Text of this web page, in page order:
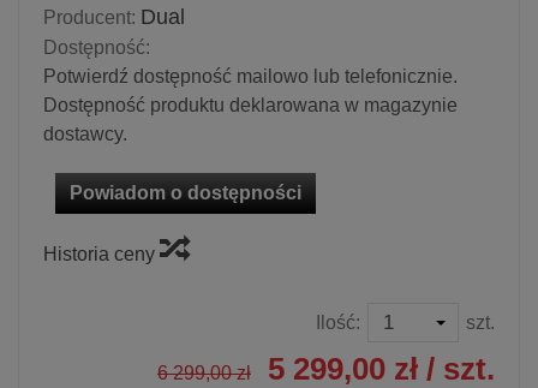
Producent: Dual
Dostępność:
Potwierdź dostępność mailowo lub telefonicznie.
Dostępność produktu deklarowana w magazynie
dostawcy.
Powiadom o dostępności
Historia ceny
Ilość: szt.
6 299,00 zł 5 299,00 zł / szt.